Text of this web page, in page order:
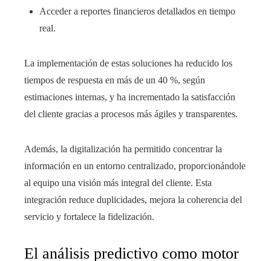
Acceder a reportes financieros detallados en tiempo
real.
La implementación de estas soluciones ha reducido los
tiempos de respuesta en más de un 40 %, según
estimaciones internas, y ha incrementado la satisfacción
del cliente gracias a procesos más ágiles y transparentes.
Además, la digitalización ha permitido concentrar la
información en un entorno centralizado, proporcionándole
al equipo una visión más integral del cliente. Esta
integración reduce duplicidades, mejora la coherencia del
servicio y fortalece la fidelización.
El análisis predictivo como motor